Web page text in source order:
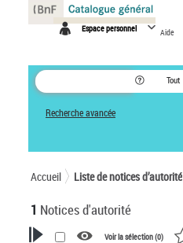
Espace personnel Aide
Tout
Recherche avancée
Accueil Liste de notices d’autorité
1 Notices d'autorité
Voir la sélection (0)
Panneau de gestion des cookies